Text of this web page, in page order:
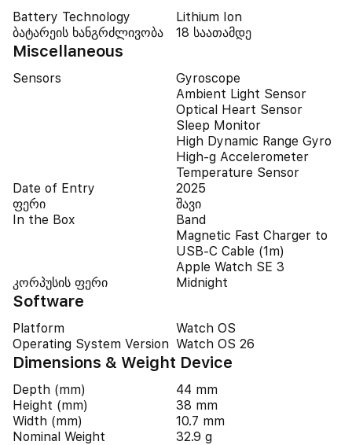
Battery Technology
Lithium Ion
ბატარეის ხანგრძლივობა
18 საათამდე
Miscellaneous
Sensors
Gyroscope
Ambient Light Sensor
Optical Heart Sensor
Sleep Monitor
High Dynamic Range Gyro
High-g Accelerometer
Temperature Sensor
Date of Entry
2025
ფერი
შავი
In the Box
Band
Magnetic Fast Charger to
USB‑C Cable (1m)
Apple Watch SE 3
კორპუსის ფერი
Midnight
Software
Platform
Watch OS
Operating System Version Watch OS 26
Dimensions & Weight Device
Depth (mm)
44 mm
Height (mm)
38 mm
Width (mm)
10.7 mm
Nominal Weight
32.9 g